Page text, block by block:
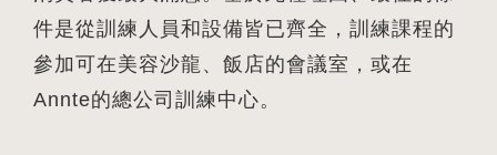
件是從訓練人員和設備皆已齊全，訓練課程的
參加可在美容沙龍、飯店的會議室，或在
Annte的總公司訓練中心。